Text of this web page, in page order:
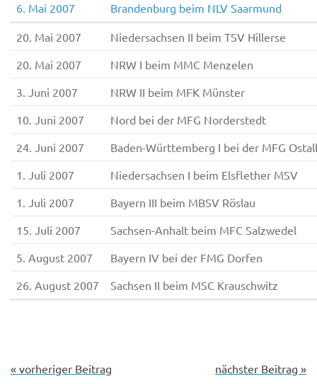
6. Mai 2007 Brandenburg beim NLV Saarmund
20. Mai 2007
Niedersachsen II beim TSV Hillerse
20. Mai 2007
NRW I beim MMC Menzelen
3. Juni 2007
NRW II beim MFK Münster
10. Juni 2007
Nord bei der MFG Norderstedt
24. Juni 2007
Baden-Württemberg I bei der MFG
1. Juli 2007
Niedersachsen I beim Elsflether MSV
1. Juli 2007
Bayern III beim MBSV Röslau
15. Juli 2007
Sachsen-Anhalt beim MFC Salzwedel
5. August 2007
Bayern IV bei der FMG Dorfen
26. August 2007
Sachsen II beim MSC Krauschwitz
« vorheriger Beitrag nächster Beitrag »